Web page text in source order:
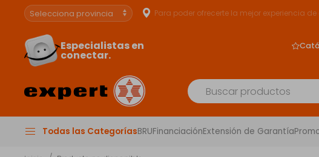
Para poder ofrecerte la mejor experiencia
Especialistas en
conectar.
Todas las CategoríasBRUFinanciaciónExtensión de Garantía